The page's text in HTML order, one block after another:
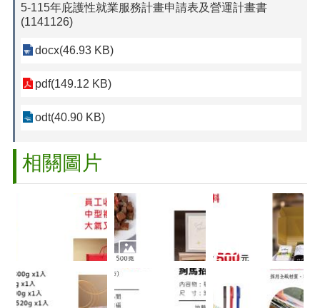
5-115年庇護性就業服務計畫申請表及營運計畫書
(1141126)
docx(46.93 KB)
pdf(149.12 KB)
odt(40.90 KB)
相關圖片